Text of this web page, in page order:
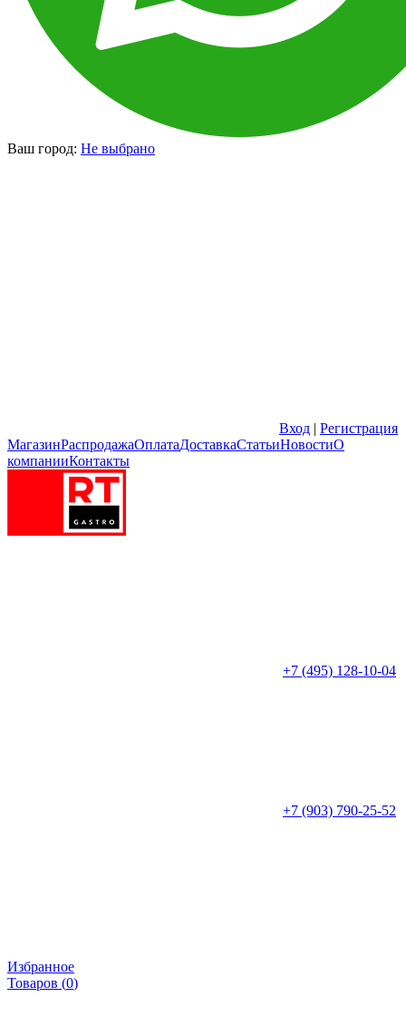
Ваш город: Не выбрано
Вход | Регистрация
МагазинРаспродажаОплатаДоставкаСтатьиНовостиО
компанииКонтакты
+7 (495) 128-10-04
+7 (903) 790-25-52
Избранное
Товаров (0)